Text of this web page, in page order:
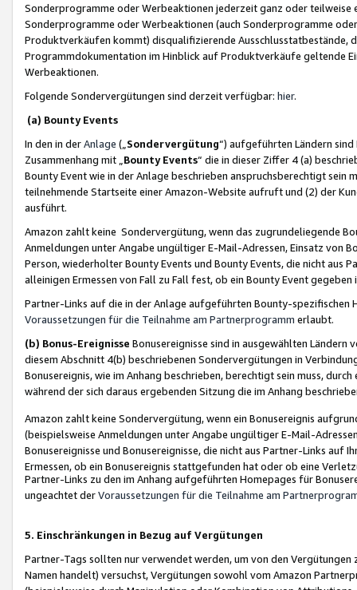
Sonderprogramme oder Werbeaktionen jederzeit ganz oder
Sonderprogramme oder Werbeaktionen (auch Sonderprogramme
Produktverkäufen kommt) disqualifizierende Ausschlusstatbestände,
Programmdokumentation im Hinblick auf Produktverkäufe geltende
Werbeaktionen.
Folgende Sondervergütungen sind derzeit verfügbar: hier.
(a) Bounty Events
In den in derAnlage („ Sondervergütung“) aufgeführten Ländern
Zusammenhang mit „ Bounty Events“ die in dieser Ziffer 4 (a)
Bounty Event wie in der Anlage beschrieben anspruchsberechtigt sein
teilnehmende Startseite einer Amazon-Website aufruft und (2) der
ausführt.
Amazon zahlt keine Sondervergütung, wenn das zugrundeliegende
Anmeldungen unter Angabe ungültiger E-Mail-Adressen, Einsatz von
Person, wiederholter Bounty Events und Bounty Events, die nicht
alleinigen Ermessen von Fall zu Fall fest, ob ein Bounty Event
Partner-Links auf die in der Anlage aufgeführten Bounty-spezifischen
Voraussetzungen für die Teilnahme am Partnerprogramm erlaubt.
(b) Bonus-Ereignisse Bonusereignisse sind in ausgewählten Ländern
diesem Abschnitt 4(b) beschriebenen Sondervergütungen in
Bonusereignis, wie im Anhang beschrieben, berechtigt sein muss,
während der sich daraus ergebenden Sitzung die im Anhang
Amazon zahlt keine Sondervergütung, wenn ein Bonusereignis
(beispielsweise Anmeldungen unter Angabe ungültiger E-Mail-
Bonusereignisse und Bonusereignisse, die nicht aus Partner-Links auf
Ermessen, ob ein Bonusereignis stattgefunden hat oder ob eine
Partner-Links zu den im Anhang aufgeführten Homepages für
ungeachtet derVoraussetzungen für die Teilnahme am
5. Einschränkungen in Bezug auf Vergütungen
Partner-Tags sollten nur verwendet werden, um von den
Namen handelt) versuchst, Vergütungen sowohl vom Amazon